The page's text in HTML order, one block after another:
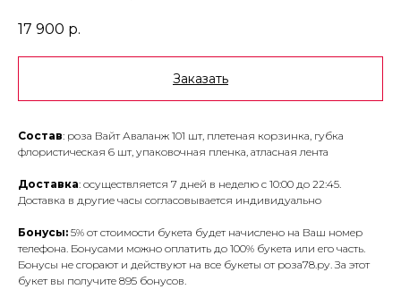
17 900 р.
Заказать
Состав: роза Вайт Аваланж 101 шт, плетеная корзинка, губка
флористическая 6 шт, упаковочная пленка, атласная лента
Доставка: осуществляется 7 дней в неделю с 10:00 до 22:45.
Доставка в другие часы согласовывается индивидуально
Бонусы: 5% от стоимости букета будет начислено на Ваш номер
телефона. Бонусами можно оплатить до 100% букета или его часть.
Бонусы не сгорают и действуют на все букеты от роза78.ру. За этот
букет вы получите 895 бонусов.